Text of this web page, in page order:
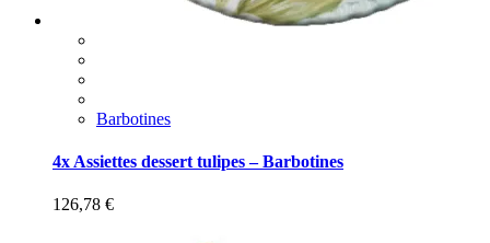
Barbotines
4x Assiettes dessert tulipes – Barbotines
126,78 €